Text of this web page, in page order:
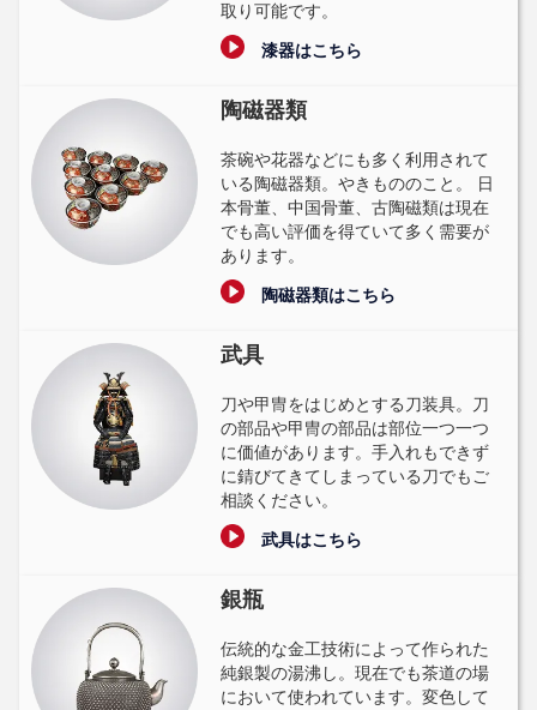
取り可能です。
漆器はこちら
陶磁器類
茶碗や花器などにも多く利用されて
いる陶磁器類。やきもののこと。 日
本骨董、中国骨董、古陶磁類は現在
でも高い評価を得ていて多く需要が
あります。
陶磁器類はこちら
武具
刀や甲冑をはじめとする刀装具。刀
の部品や甲冑の部品は部位一つ一つ
に価値があります。手入れもできず
に錆びてきてしまっている刀でもご
相談ください。
武具はこちら
銀瓶
伝統的な金工技術によって作られた
純銀製の湯沸し。現在でも茶道の場
において使われています。変色して